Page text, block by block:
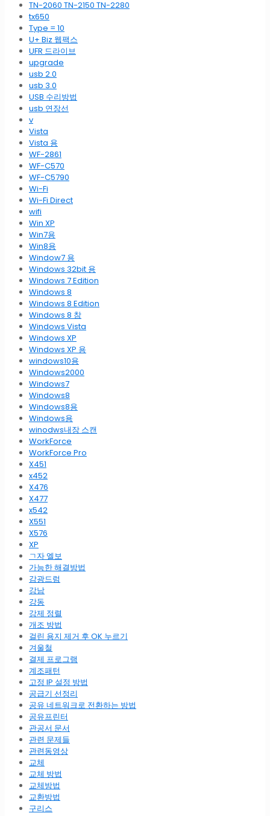
TN-2060 TN-2150 TN-2280
tx650
Type = 10
U+ Biz 웹팩스
UFR 드라이브
upgrade
usb 2.0
usb 3.0
USB 수리방법
usb 연장선
v
Vista
Vista 용
WF-2861
WF-C570
WF-C5790
Wi-Fi
Wi-Fi Direct
wifi
Win XP
Win7용
Win8용
Window7 용
Windows 32bit 용
Windows 7 Edition
Windows 8
Windows 8 Edition
Windows 8 참
Windows Vista
Windows XP
Windows XP 용
windows10용
Windows2000
Windows7
Windows8
Windows8용
Windows용
winodws내장 스캔
WorkForce
WorkForce Pro
X451
x452
X476
X477
x542
X551
X576
XP
ㄱ자 엘보
가능한 해결방법
감광드럼
강남
강동
강제 정렬
개조 방법
걸린 용지 제거 후 OK 누르기
겨울철
결제 프로그램
계조패턴
고정 IP 설정 방법
공급기 선정리
공유 네트워크로 전환하는 방법
공유프린터
관공서 문서
관련 문제들
관련동영상
교체
교체 방법
교체방법
교환방법
구리스